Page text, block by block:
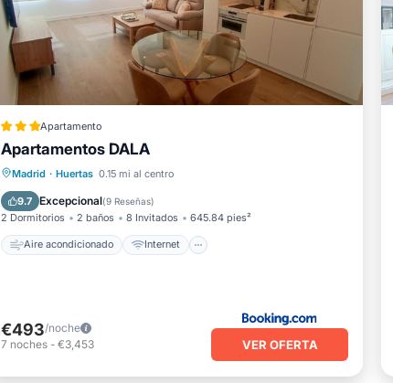
Apartamento
Apartamentos DALA
Madrid · Huertas 0.15 mi al centro
9.7 Excepcional(9 Reseñas)
2 Dormitorios 2 baños 8 Invitados 645.84 pies²
Aire acondicionado Internet
Aire acondicionado
Apto para niños
€493/noche
7 noches - €3,453 VER OFERTA